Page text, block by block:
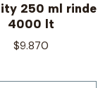
250 ml rinde
4000 lt
$9.870